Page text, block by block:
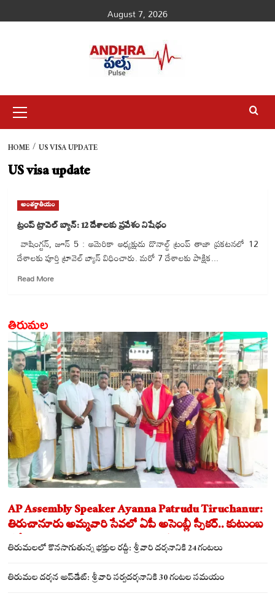
to
August 7, 2026
Menu
HOME US VISA UPDATE
US visa update
అంతర్జాతీయం
ట్రంప్ ట్రావెల్ బ్యాన్: 12 దేశాలకు ప్రవేశం నిషేధం
వాషింగ్టన్, జూన్ 5 : అమెరికా అధ్యక్షుడు డొనాల్డ్ ట్రంప్ తాజా ప్రకటనలో 12
దేశాలకు పూర్తి ట్రావెల్ బ్యాన్ విధించారు. మరో 7 దేశాలకు పాక్షిక...
Read MoreRead
బ్యాన్:
12
దేశాలకు
ప్రవేశం
నిషేధం
తిరుమల
AP Assembly Speaker Ayanna Patrudu Tiruchanur:
తిరుచానూరు అమ్మవారి సేవలో ఏపీ అసెంబ్లీ స్పీకర్.. కుటుంబ
సమేతంగా దర్శించుకున్న అయ్యన్నపాత్రుడు!
తిరుమలలో కొనసాగుతున్న భక్తుల రద్దీ: శ్రీవారి దర్శనానికి 24 గంటలు
తిరుమల దర్శన అప్‌డేట్: శ్రీవారి సర్వదర్శనానికి 30 గంటల సమయం